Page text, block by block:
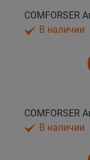
В наличии
В наличии